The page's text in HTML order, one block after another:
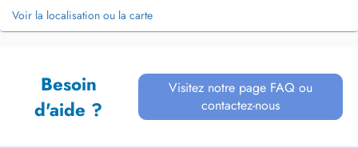
Voir la localisation ou la carte
Besoin
d'aide ?
Visitez notre page FAQ ou
contactez-nous